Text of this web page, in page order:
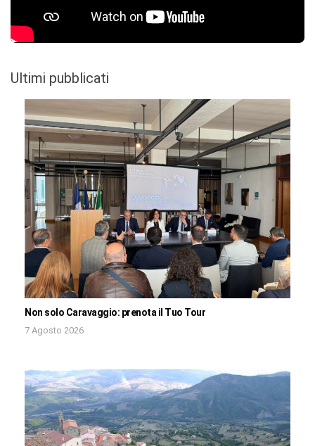
Ultimi pubblicati
Non solo Caravaggio: prenota il Tuo Tour
7 Agosto 2026